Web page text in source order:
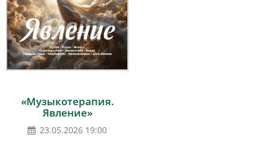
«Музыкотерапия.
Явление»
23.05.2026 19:00